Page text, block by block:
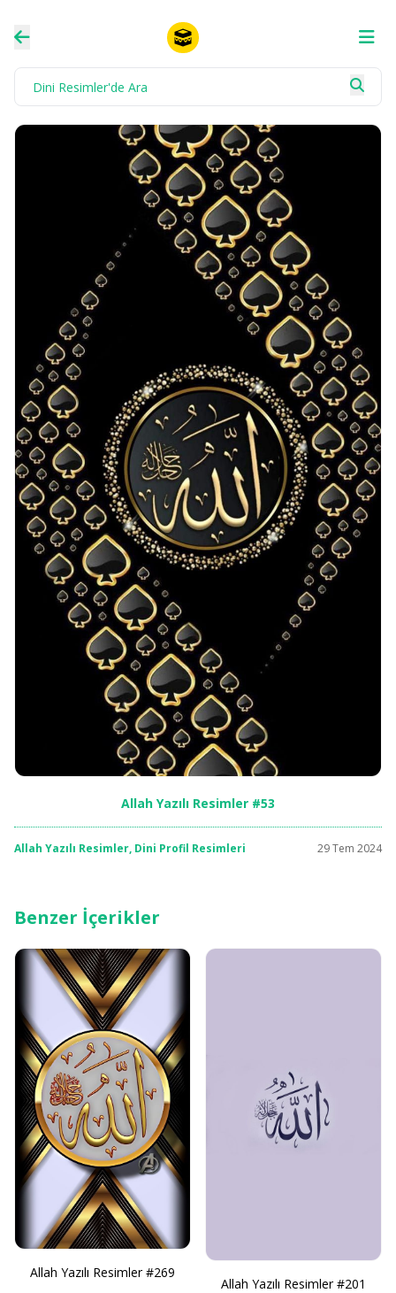
Allah Yazılı Resimler #53
Allah Yazılı Resimler, Dini Profil Resimleri 29 Tem 2024
Benzer İçerikler
Allah Yazılı Resimler #269
Allah Yazılı Resimler #201